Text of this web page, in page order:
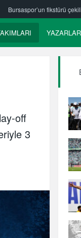
Nilüfer Belediyespor
YAZARLAR
off
3